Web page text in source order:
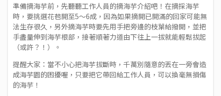
準備摘海芋前，先聽聽工作人員的摘海芋介紹吧！在摘採海芋
時，要挑選花苞開至5～6成，因為如果摘開已開滿的回家可能無
法生存很久，另外摘海芋時要先用手把旁邊的枝葉給撥開，並把
手盡量伸到海芋根部，接著順著力道由下往上一拔就能輕鬆拔起
（或許？！）。
提醒大家：當不小心把海芋拔斷時，千萬別隨意的丟在一旁會造
成海芋園的困擾喔，只要把它帶回給工作人員，可以換毫無損傷
的海芋！